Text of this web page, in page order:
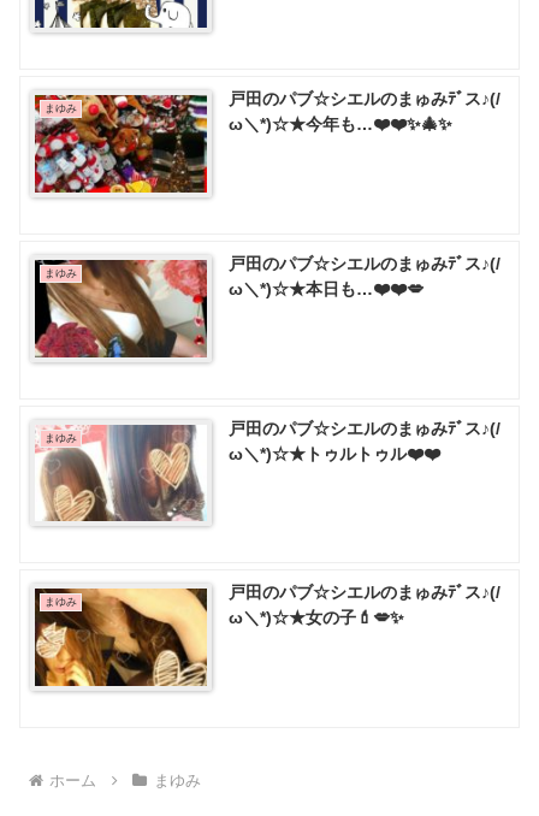
まゆみ
戸田のパブ☆シエルのまゅみﾃﾞス♪(/
ω＼*)☆★今年も…❤️❤️✨🎄✨
まゆみ
戸田のパブ☆シエルのまゅみﾃﾞス♪(/
ω＼*)☆★本日も…❤️❤️💋
まゆみ
戸田のパブ☆シエルのまゅみﾃﾞス♪(/
ω＼*)☆★トゥルトゥル❤️❤️
まゆみ
戸田のパブ☆シエルのまゅみﾃﾞス♪(/
ω＼*)☆★女の子💄💋✨
ホーム まゆみ